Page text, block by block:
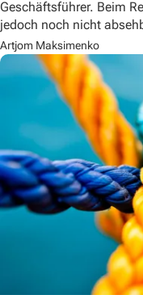
Geschäftsführer. Beim
jedoch noch nicht
Artjom Maksimenko